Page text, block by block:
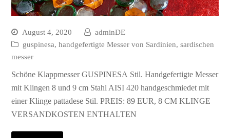
August 4, 2020
adminDE
guspinesa,handgefertigte Messer von Sardinien,sardischen
messer
Schöne Klappmesser GUSPINESA Stil. Handgefertigte Messer
mit Klingen 8 und 9 cm Stahl AISI 420 handgeschmiedet mit
einer Klinge pattadese Stil. PREIS: 89 EUR, 8 CM KLINGE
VERSANDKOSTEN ENTHALTEN